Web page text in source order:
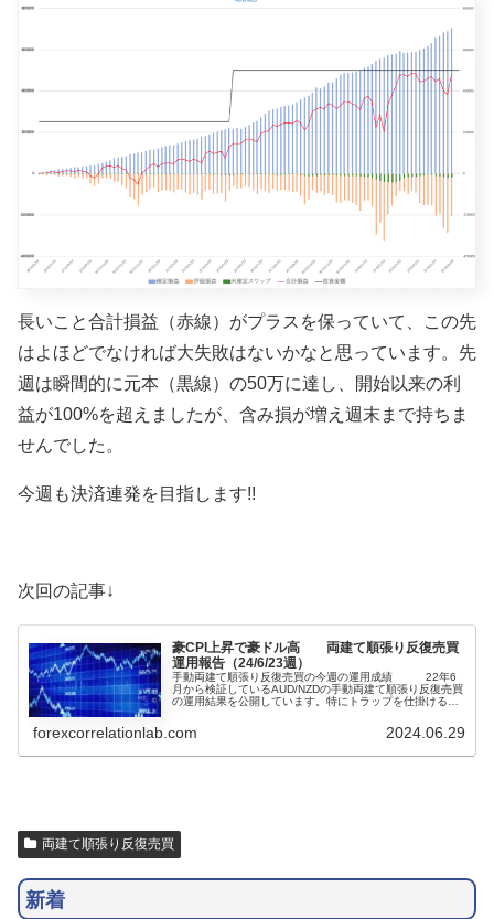
長いこと合計損益（赤線）がプラスを保っていて、この先
はよほどでなければ大失敗はないかなと思っています。先
週は瞬間的に元本（黒線）の50万に達し、開始以来の利
益が100%を超えましたが、含み損が増え週末まで持ちま
せんでした。
今週も決済連発を目指します!!
次回の記事↓
豪CPI上昇で豪ドル高 両建て順張り反復売買
運用報告（24/6/23週）
手動両建て順張り反復売買の今週の運用成績 22年6
月から検証しているAUD/NZDの手動両建て順張り反復売買
の運用結果を公開しています。特にトラップを仕掛ける水
損込み年100%程度の利益を目指して試行錯誤していま
す。かなり投資効率はいいので継続していきたいのです
forexcorrelationlab.com 2024.06.29
両建て順張り反復売買
新着